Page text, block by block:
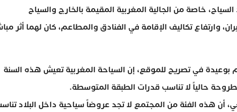
خاصة من الجالية المغربية المقيمة بالخارج والسياح
وارتفاع تكاليف الإقامة في الفنادق والمطاعم، كان لهما أثر
بوعيدة في تصريح للموقع، إن السياحة المغربية تعيش هذه السنة
حالياً لا تناسب قدرات الطبقة المتوسطة.
هذه الفئة من المجتمع لا تجد عروضاً سياحية داخل البلاد